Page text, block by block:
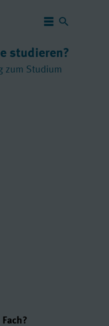
Navigation
studieren?
zum Studium